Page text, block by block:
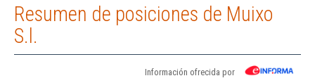
Resumen de posiciones de Muixo
S.l.
Información ofrecida por